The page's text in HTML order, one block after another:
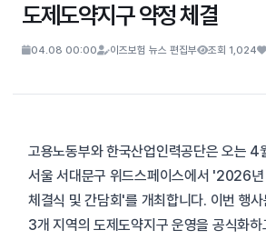
도제도약지구 약정 체결
04.08 00:00 이즈보험 뉴스 편집부 조회 1,024
고용노동부와 한국산업인력공단은 오는 4
서울 서대문구 위드스페이스에서 '2026년
체결식 및 간담회'를 개최합니다. 이번 행
3개 지역의 도제도약지구 운영을 공식화하